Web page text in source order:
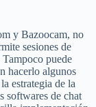
y Bazoocam, no
sesiones de
puede
hacerlo algunos
estrategia de la
softwares de chat